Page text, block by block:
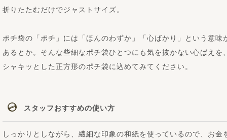
折りたたむだけでジャストサイズ。
ポチ袋の「ポチ」には「ほんのわずか」「心ばかり」という意味
あるとか。そんな些細なポチ袋ひとつにも気を抜かない心ばえを
シャキッとした正方形のポチ袋に込めてみてください。
スタッフおすすめの使い方
しっかりとしながら、繊細な印象の和紙を使っているので、お金